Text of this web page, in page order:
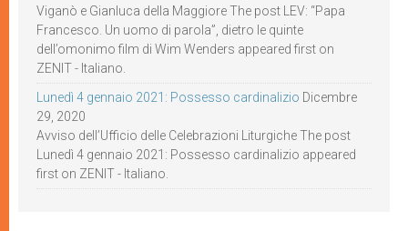
Viganò e Gianluca della Maggiore The post LEV: “Papa
Francesco. Un uomo di parola”, dietro le quinte
dell’omonimo film di Wim Wenders appeared first on
ZENIT - Italiano.
Lunedì 4 gennaio 2021: Possesso cardinalizio Dicembre
29, 2020
Avviso dell’Ufficio delle Celebrazioni Liturgiche The post
Lunedì 4 gennaio 2021: Possesso cardinalizio appeared
first on ZENIT - Italiano.